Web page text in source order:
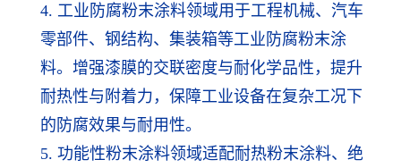
4. 工业防腐粉末涂料领域用于工程机械、汽车
零部件、钢结构、集装箱等工业防腐粉末涂
料。增强漆膜的交联密度与耐化学品性，提升
耐热性与附着力，保障工业设备在复杂工况下
的防腐效果与耐用性。
5. 功能性粉末涂料领域适配耐热粉末涂料、绝